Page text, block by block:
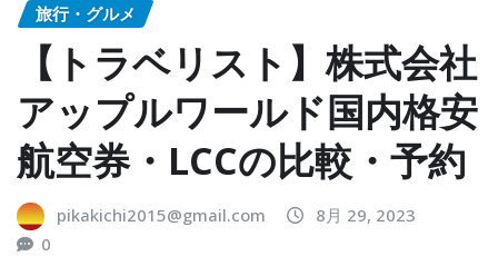
旅行・グルメ
【トラベリスト】株式会社
アップルワールド国内格安
航空券・LCCの比較・予約
pikakichi2015@gmail.com
8月 29, 2023
0